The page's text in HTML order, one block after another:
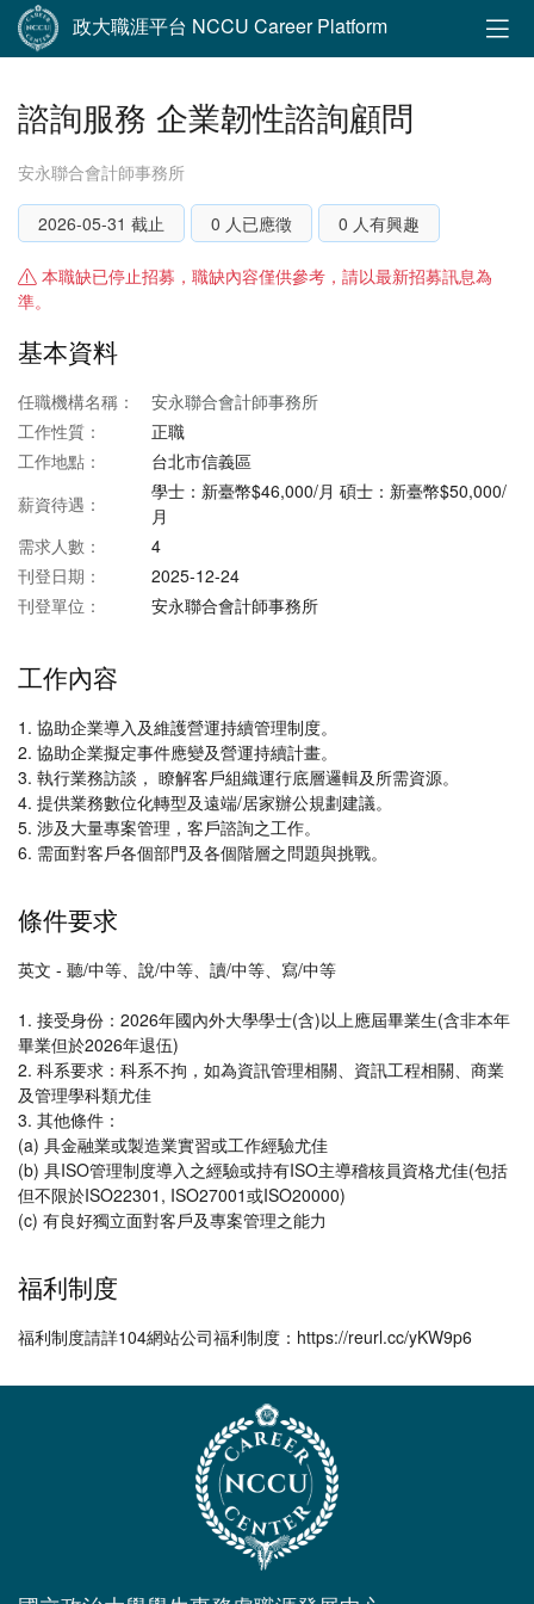
政大職涯平台 NCCU Career Platform
諮詢服務 企業韌性諮詢顧問
安永聯合會計師事務所
2026-05-31 截止 0 人已應徵 0 人有興趣
本職缺已停止招募，職缺內容僅供參考，請以最新招募訊息為
準。
基本資料
任職機構名稱：
安永聯合會計師事務所
工作性質：
正職
工作地點：
台北市信義區
薪資待遇：
學士：新臺幣$46,000/月 碩士：新臺幣$50,000/
月
需求人數：
4
刊登日期：
2025-12-24
刊登單位：
安永聯合會計師事務所
工作內容
1. 協助企業導入及維護營運持續管理制度。
2. 協助企業擬定事件應變及營運持續計畫。
3. 執行業務訪談， 瞭解客戶組織運行底層邏輯及所需資源。
4. 提供業務數位化轉型及遠端/居家辦公規劃建議。
5. 涉及大量專案管理，客戶諮詢之工作。
6. 需面對客戶各個部門及各個階層之問題與挑戰。
條件要求
英文 - 聽/中等、說/中等、讀/中等、寫/中等
1. 接受身份：2026年國內外大學學士(含)以上應屆畢業生(含非本年
畢業但於2026年退伍)
2. 科系要求：科系不拘，如為資訊管理相關、資訊工程相關、商業
及管理學科類尤佳
3. 其他條件：
(a) 具金融業或製造業實習或工作經驗尤佳
(b) 具ISO管理制度導入之經驗或持有ISO主導稽核員資格尤佳(包括
但不限於ISO22301, ISO27001或ISO20000)
(c) 有良好獨立面對客戶及專案管理之能力
福利制度
福利制度請詳104網站公司福利制度：https://reurl.cc/yKW9p6